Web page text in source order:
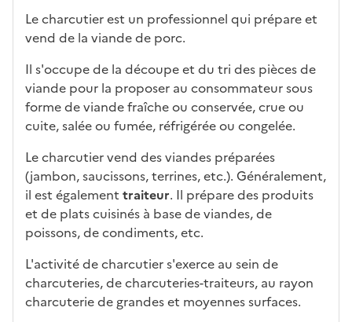
Définition
Le charcutier est un professionnel qui prépare et
vend de la viande de porc.
Il s'occupe de la découpe et du tri des pièces de
viande pour la proposer au consommateur sous
forme de viande fraîche ou conservée, crue ou
cuite, salée ou fumée, réfrigérée ou congelée.
Le charcutier vend des viandes préparées
(jambon, saucissons, terrines, etc.). Généralement,
il est également traiteur. Il prépare des produits
et de plats cuisinés à base de viandes, de
poissons, de condiments, etc.
L'activité de charcutier s'exerce au sein de
charcuteries, de charcuteries-traiteurs, au rayon
charcuterie de grandes et moyennes surfaces.